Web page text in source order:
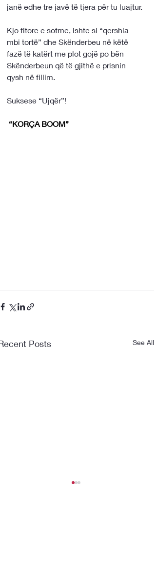
janë edhe tre javë të tjera për tu luajtur.
Kjo fitore e sotme, ishte si “qershia
mbi tortë” dhe Skënderbeu në këtë
fazë të katërt me plot gojë po bën
Skënderbeun që të gjithë e prisnin
qysh në fillim.
Suksese “Ujqër”!
“KORÇA BOOM”
Posts See All